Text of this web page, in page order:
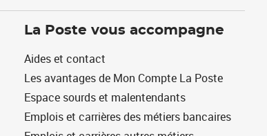
La Poste vous accompagne
Aides et contact
Les avantages de Mon Compte La Poste
Espace sourds et malentendants
Emplois et carrières des métiers bancaires